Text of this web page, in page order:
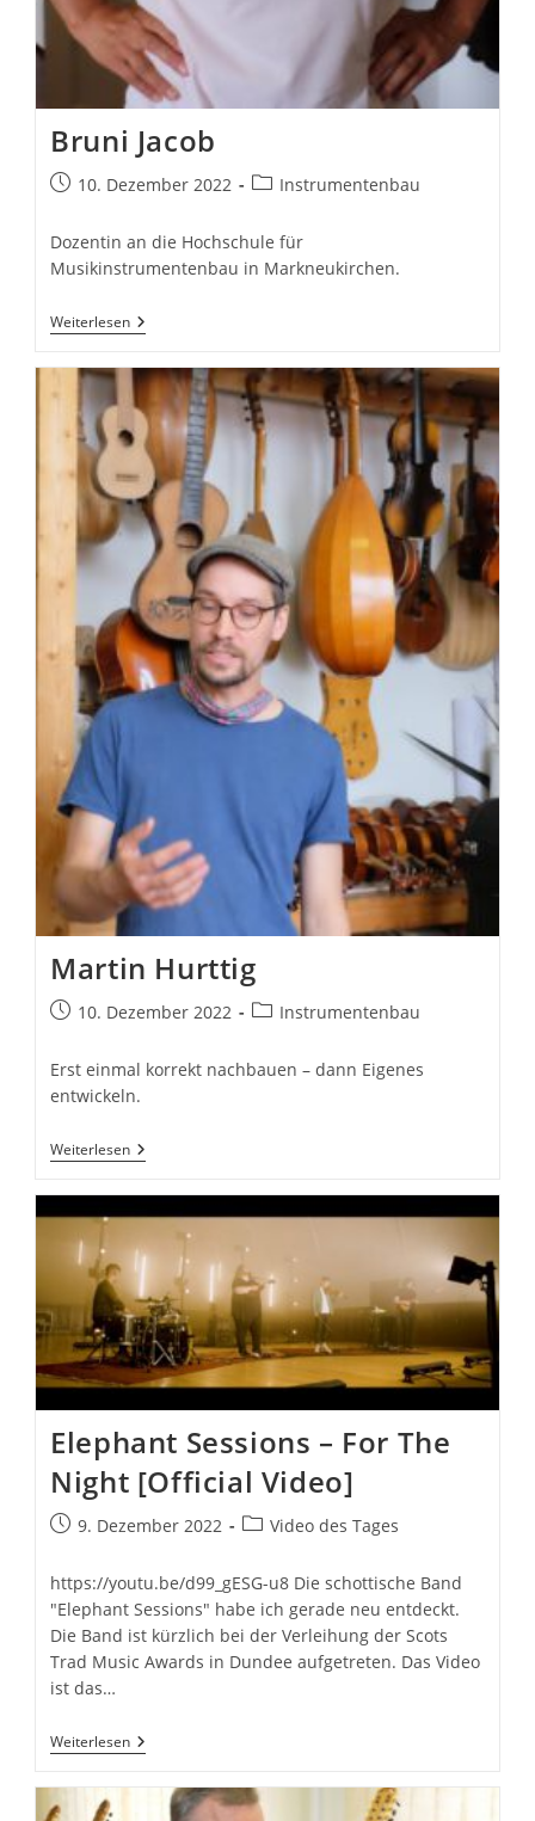
Bruni Jacob
Beitrag10. Dezember 2022
Beitrags-
Instrumentenbau
Dozentin an die Hochschule für
Musikinstrumentenbau in Markneukirchen.
WeiterlesenBruni
Jacob
Martin Hurttig
Beitrag10. Dezember 2022
Beitrags-
Instrumentenbau
Erst einmal korrekt nachbauen – dann Eigenes
entwickeln.
WeiterlesenMartin
Hurttig
Elephant Sessions – For The
Night [Official Video]
Beitrag9. Dezember 2022
Beitrags-
Video des Tages
https://youtu.be/d99_gESG-u8 Die schottische Band
"Elephant Sessions" habe ich gerade neu entdeckt.
Die Band ist kürzlich bei der Verleihung der Scots
Trad Music Awards in Dundee aufgetreten. Das Video
ist das…
WeiterlesenElephant
Sessions